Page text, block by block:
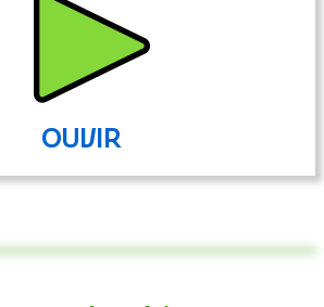
OUVIR